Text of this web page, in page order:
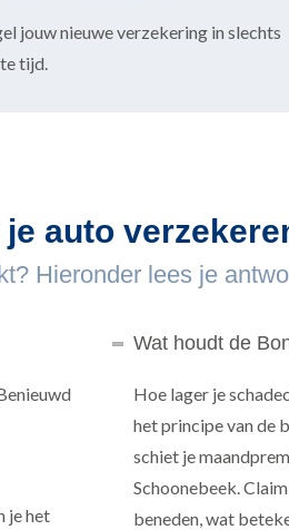
jouw nieuwe verzekering in slechts
tijd.
auto
Hieronder lees je
je het
Wat houdt de
Hoe lager je
het principe van de
schiet je
Schoonebeek.
beneden, wat